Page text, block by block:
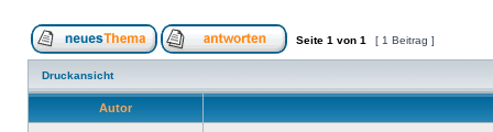
Seite 1 von 1 [ 1 Beitrag ]
Druckansicht
Autor